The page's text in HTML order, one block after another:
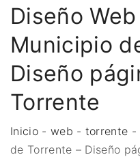
Diseño
Municipio
Diseño
Torrente
Inicio- web - torrente -
de Torrente – Diseño